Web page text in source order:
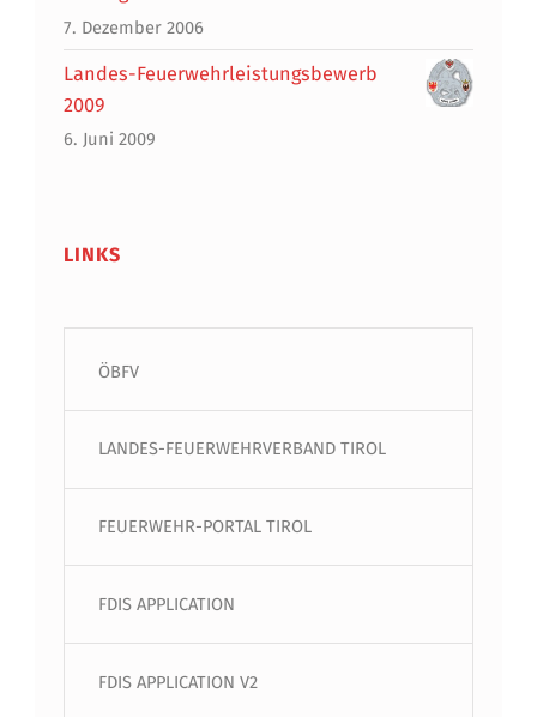
7. Dezember 2006
Landes-Feuerwehrleistungsbewerb
2009
6. Juni 2009
LINKS
ÖBFV
LANDES-FEUERWEHRVERBAND TIROL
FEUERWEHR-PORTAL TIROL
FDIS APPLICATION
FDIS APPLICATION V2